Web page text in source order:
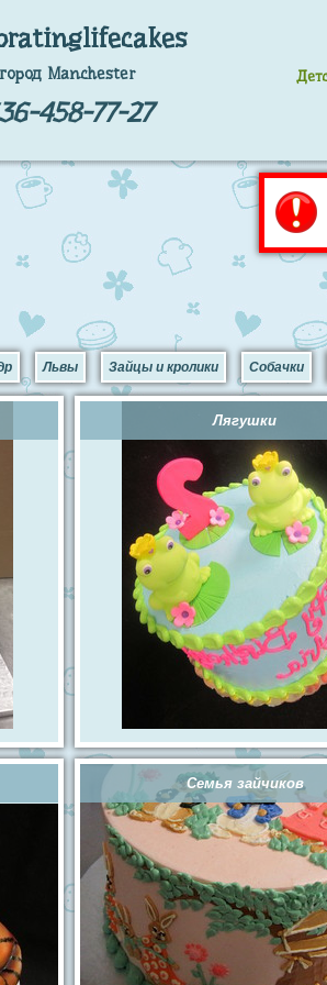
Manchester
458-77-27
Львы Зайцы и кролики Собачки
Лягушки
Семья зайчиков